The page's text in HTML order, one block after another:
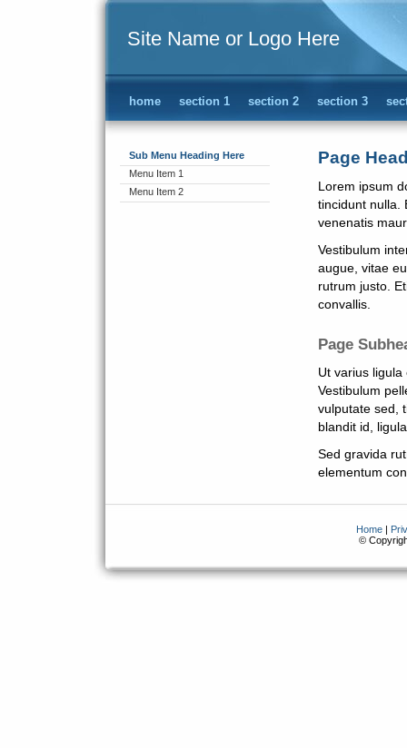
Site Name or Logo Here
home section 1 section 2 section 3
Sub Menu Heading Here
Menu Item 1
Menu Item 2
Page
Lorem ipsum
tincidunt nulla.
venenatis
Vestibulum
augue, vitae
rutrum justo.
convallis.
Page
Ut varius
Vestibulum
vulputate sed,
blandit id,
Sed gravida
elementum
Home |
©